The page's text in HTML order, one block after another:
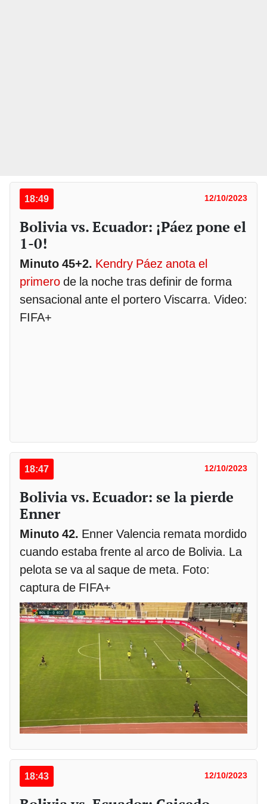
18:49 12/10/2023
Bolivia vs. Ecuador: ¡Páez pone el
1-0!
Minuto 45+2. Kendry Páez anota el
primero de la noche tras definir de forma
sensacional ante el portero Viscarra. Video:
FIFA+
18:47 12/10/2023
Bolivia vs. Ecuador: se la pierde
Enner
Minuto 42. Enner Valencia remata mordido
cuando estaba frente al arco de Bolivia. La
pelota se va al saque de meta. Foto:
captura de FIFA+
18:43 12/10/2023